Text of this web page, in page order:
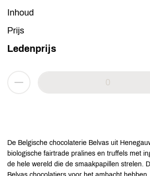
Inhoud
Prijs
Ledenprijs
De Belgische chocolaterie Belvas uit
biologische fairtrade pralines en truffels met
de hele wereld die de smaakpapillen strelen.